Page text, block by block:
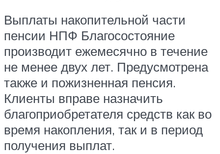
Выплаты накопительной части
пенсии НПФ Благосостояние
производит ежемесячно в течение
не менее двух лет. Предусмотрена
также и пожизненная пенсия.
Клиенты вправе назначить
благоприобретателя средств как во
время накопления, так и в период
получения выплат.